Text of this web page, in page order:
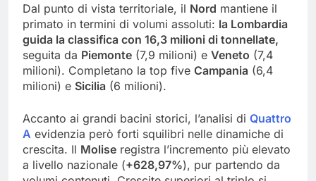
Dal punto di vista territoriale, il Nord mantiene il
primato in termini di volumi assoluti: la Lombardia
guida la classifica con 16,3 milioni di tonnellate,
seguita da Piemonte (7,9 milioni) e Veneto (7,4
milioni). Completano la top five Campania (6,4
milioni) e Sicilia (6 milioni).
Accanto ai grandi bacini storici, l’analisi di Quattro
A evidenzia però forti squilibri nelle dinamiche di
crescita. Il Molise registra l’incremento più elevato
a livello nazionale (+628,97%), pur partendo da